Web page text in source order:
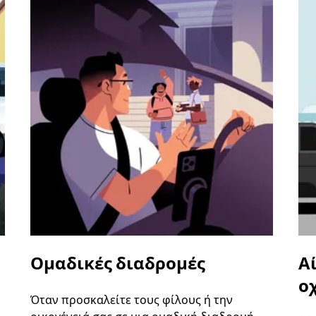
Ομαδικές διαδρομές
Όταν προσκαλείτε τους φίλους ή την